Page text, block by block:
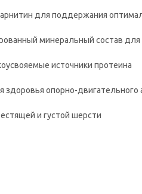
для поддержания
минеральный состав
источники протеина
опорно-двигательного
и густой шерсти